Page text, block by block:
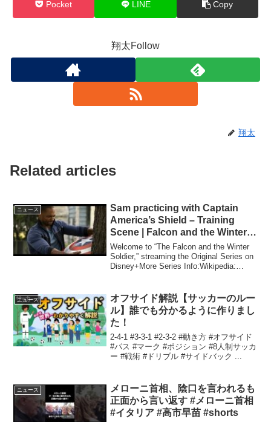
Pocket LINE Copy
翔太Follow
翔太
Related articles
ニュース
Sam practicing with Captain
America’s Shield – Training
Scene | Falcon and the Winter
Soldier | 1×05
Welcome to “The Falcon and the Winter
Soldier,” streaming the Original Series on
Disney+More Series Info:Wikipedia:
ニュース
オフサイド解説【サッカーのルー
ル】誰でも分かるように作りまし
た！
2-4-1 #3-3-1 #2-3-2 #動き方 #オフサイド
#パス #マーク #ポジション #8人制サッカ
ー #戦術 #ドリブル #サイドバック ...
ニュース
メローニ首相、陰口を言われるも
正面から言い返す #メローニ首相
#イタリア #高市早苗 #shorts